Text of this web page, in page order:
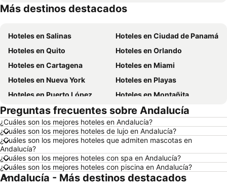
Hoteles en Lima
Hoteles en Santa Cruz
Más destinos destacados
Hoteles en Salinas
Hoteles en Ciudad de Panamá
Hoteles en Quito
Hoteles en Orlando
Hoteles en Cartagena
Hoteles en Miami
Hoteles en Nueva York
Hoteles en Playas
Hoteles en Puerto López
Hoteles en Montañita
Hoteles en Zorritos
Hoteles en Madrid
Hoteles en Roma
Hoteles en Bogotá
Hoteles en Riobamba
Hoteles en París
Hoteles en Ambato
Hoteles en Ibarra
Hoteles en Loja
Hoteles en Chicago
Hoteles en Ecuador
Hoteles en Colombia
Preguntas frecuentes sobre Andalucía
¿Cuáles son los mejores hoteles en Andalucía?
¿Cuáles son los mejores hoteles de lujo en Andalucía?
¿Cuáles son los mejores hoteles que admiten mascotas en
Andalucía?
¿Cuáles son los mejores hoteles con spa en Andalucía?
¿Cuáles son los mejores hoteles con piscina en Andalucía?
Andalucía - Más destinos destacados